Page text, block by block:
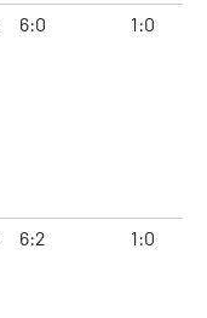
6:0 1:0
6:2 1:0